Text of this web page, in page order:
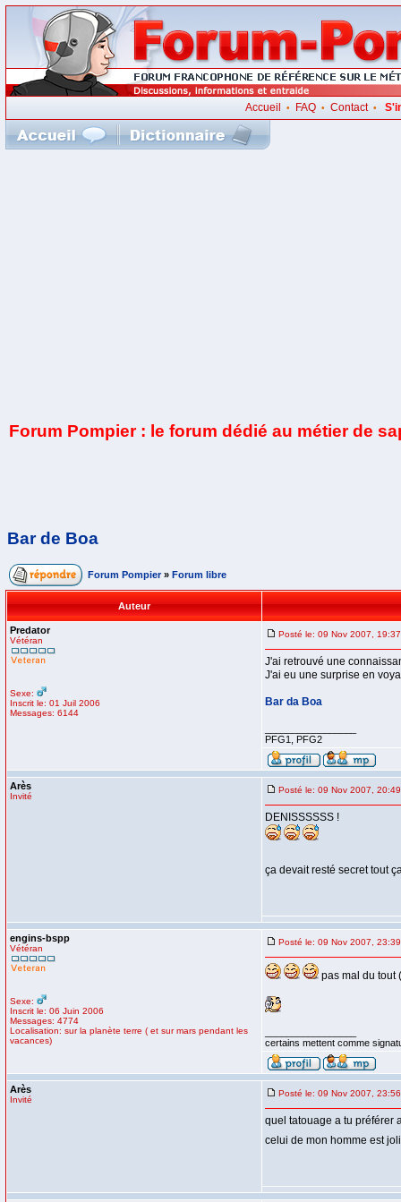
Accueil • FAQ• Contact•
Forum Pompier : le forum dédié au métier de
Bar de Boa
Forum Pompier » Forum libre
Auteur
Predator
Vétéran
Sexe:
Inscrit le: 01 Juil 2006
Messages: 6144
Posté le: 09 Nov 2007, 19:37
J'ai retrouvé une
J'ai eu une surprise en
Bar da Boa
PFG1, PFG2
Arès
Invité
Posté le: 09 Nov 2007, 20:49
DENISSSSSS !
ça devait resté secret tout
engins-bspp
Vétéran
Sexe:
Inscrit le: 06 Juin 2006
Messages: 4774
Localisation: sur la planète terre ( et sur mars pendant les
vacances)
Posté le: 09 Nov 2007, 23:39
pas mal du tout
certains mettent comme
Arès
Invité
Posté le: 09 Nov 2007, 23:56
quel tatouage a tu préférer
celui de mon homme est